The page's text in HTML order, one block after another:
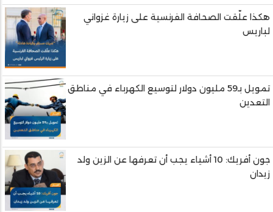
هكذا علّقت الصحافة الفرنسية على زيارة غزواني
لباريس
تمويل بـ59 مليون دولار لتوسيع الكهرباء في مناطق
التعدين
جون أفريك: 10 أشياء يجب أن تعرفها عن الزين ولد
زيدان